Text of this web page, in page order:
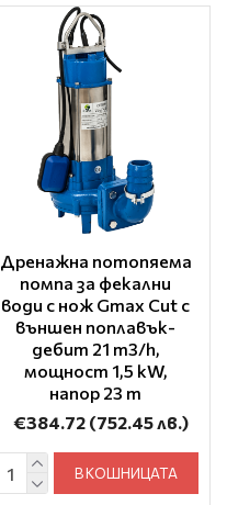
Дренажна потопяема
помпа за фекални
води с нож Gmax Cut с
външен поплавък-
дебит 21 m3/h,
мощност 1,5 kW,
напор 23 m
€384.72 (752.45 лв.)
В КОШНИЦАТА